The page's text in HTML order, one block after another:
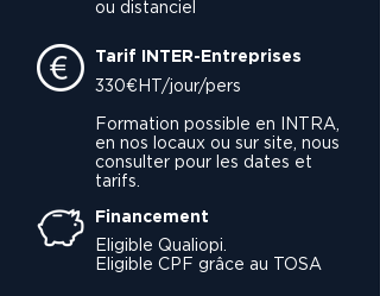
ou distanciel
Tarif INTER-Entreprises
330€HT/jour/pers
Formation possible en INTRA,
en nos locaux ou sur site, nous
consulter pour les dates et
tarifs.
Financement
Eligible Qualiopi.
Eligible CPF grâce au TOSA